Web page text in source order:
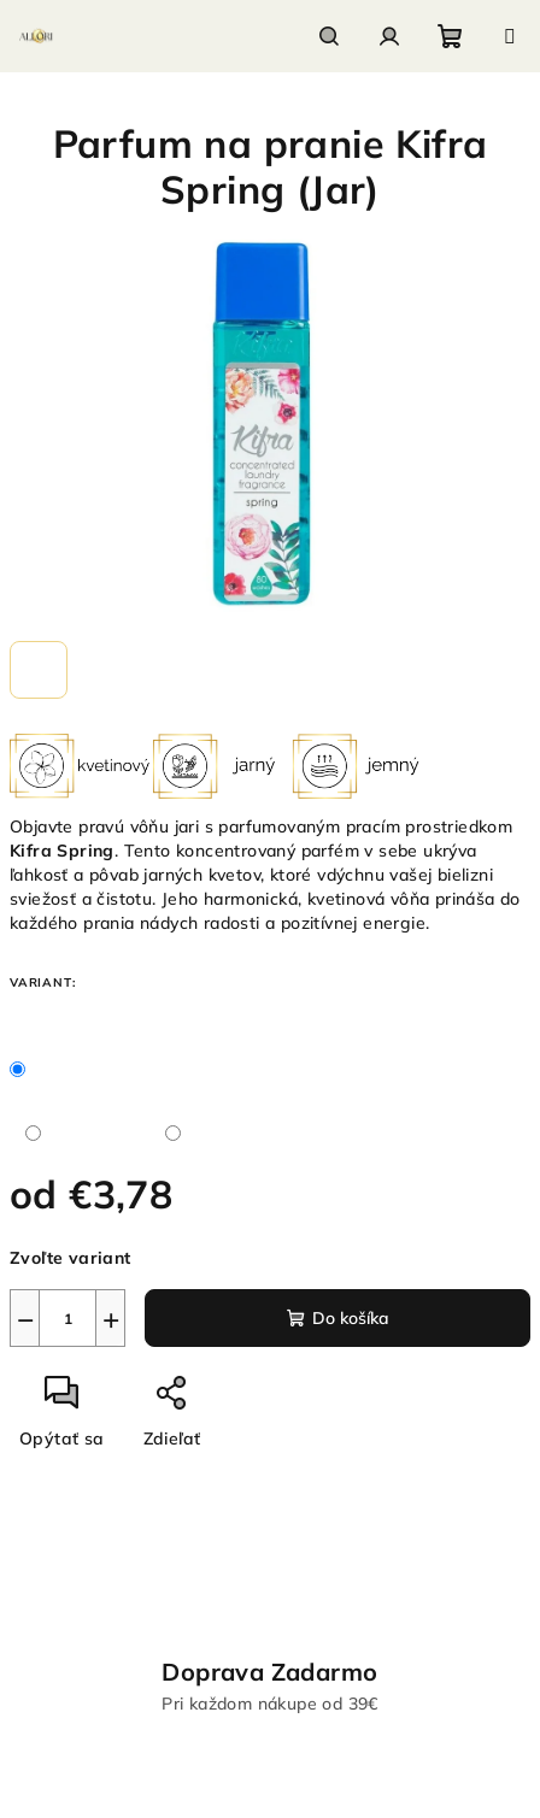
košík
Objavte pravú vôňu jari s parfumovaným pracím prostriedkom
Kifra Spring. Tento koncentrovaný parfém v sebe ukrýva
ľahkosť a pôvab jarných kvetov, ktoré vdýchnu vašej bielizni
sviežosť a čistotu. Jeho harmonická, kvetinová vôňa prináša do
každého prania nádych radosti a pozitívnej energie.
VARIANT:
od€3,78
cena:
Zvoľte variant
+
− Do košíka
Opýtať sa Zdieľať
Parfum na pranie Kifra
Spring (Jar)
Doprava Zadarmo
Pri každom nákupe od 39€